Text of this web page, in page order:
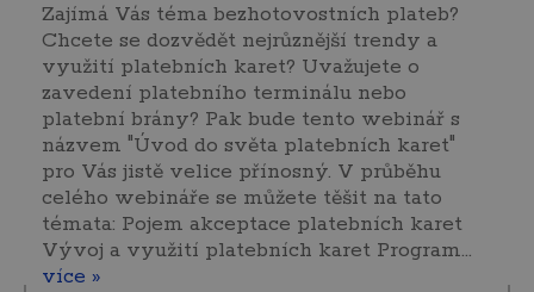
Zajímá Vás téma bezhotovostních plateb?
Chcete se dozvědět nejrůznější trendy a
využití platebních karet? Uvažujete o
zavedení platebního terminálu nebo
platební brány? Pak bude tento webinář s
názvem "Úvod do světa platebních karet"
pro Vás jistě velice přínosný. V průběhu
celého webináře se můžete těšit na tato
témata: Pojem akceptace platebních karet
Vývoj a využití platebních karet Program...
více »